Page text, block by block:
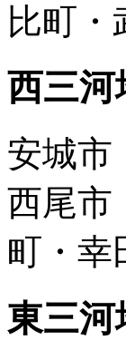
比町
西三河
安城市
西尾市
町・幸
東三河